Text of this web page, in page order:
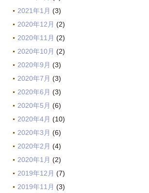
2021年1月 (3)
2020年12月 (2)
2020年11月 (2)
2020年10月 (2)
2020年9月 (3)
2020年7月 (3)
2020年6月 (3)
2020年5月 (6)
2020年4月 (10)
2020年3月 (6)
2020年2月 (4)
2020年1月 (2)
2019年12月 (7)
2019年11月 (3)